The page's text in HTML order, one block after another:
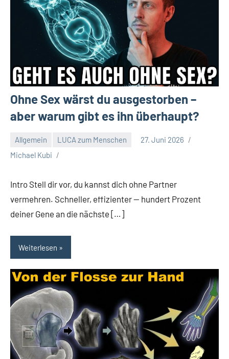
Ohne Sex wärst du ausgestorben –
aber warum gibt es ihn überhaupt?
Allgemein LUCA zum Menschen
27. Juni 2026
Michael Kubi
Intro Stell dir vor, du kannst dich ohne Partner
vermehren. Schneller, effizienter — hundert Prozent
deiner Gene an die nächste […]
Weiterlesen